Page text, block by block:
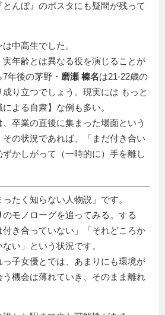
んぼ』のポスタにも疑問が残って
中高生でした。
実年齢とは異なる役を演じることが
年後の茅野・ 磨瀬 榛名は21-22歳の
り立つでしょう。現実には もっと
よる自粛】な例も多い。
卒業の直後に集まった場面という
の状況であれば、「まだ付き合い
かしがって（一時的に）手を離し
たく知らない人物説」です。
のモノローグを追ってみる。する
付き合っていない」「それどころか
い」という状況です。
子女優とでは、あまりにも環境が
機会は薄れていき、そのまま離れ